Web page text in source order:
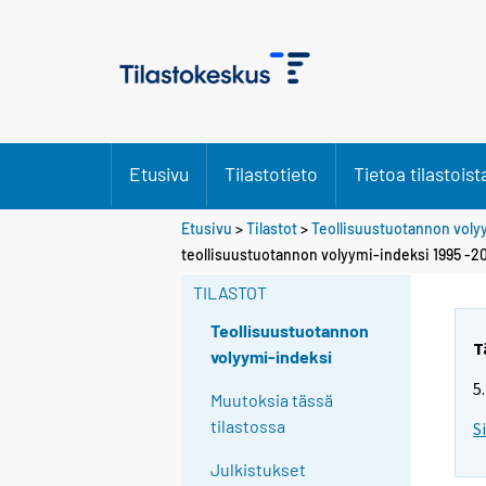
Etusivu Tilastotieto Tietoa
Etusivu >Tilastot>Teollisuustuotannon
teollisuustuotannon volyymi-indeksi 1995 -
TILASTOT
Teollisuustuotannon
volyymi-indeksi
Muutoksia tässä
tilastossa
Julkistukset